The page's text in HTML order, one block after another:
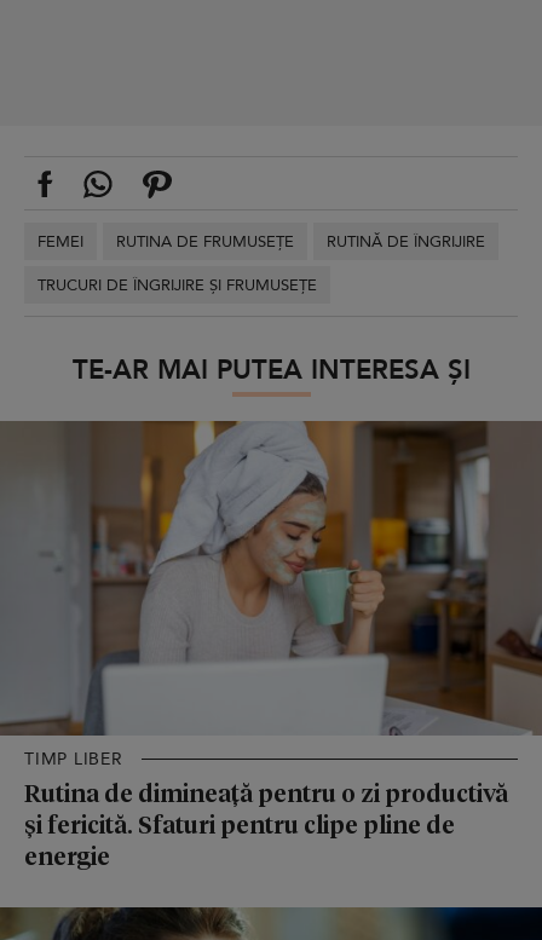
FEMEI RUTINA DE FRUMUSEȚE
RUTINĂ DE ÎNGRIJIRE
TRUCURI DE ÎNGRIJIRE ȘI FRUMUSEȚE
TE-AR MAI PUTEA INTERESA ȘI
TIMP LIBER
Rutina de dimineață pentru o zi productivă
și fericită. Sfaturi pentru clipe pline de
energie